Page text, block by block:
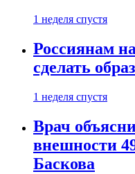
1 неделя спустя
Россиянам
сделать
1 неделя спустя
Врач
внешности
Баскова